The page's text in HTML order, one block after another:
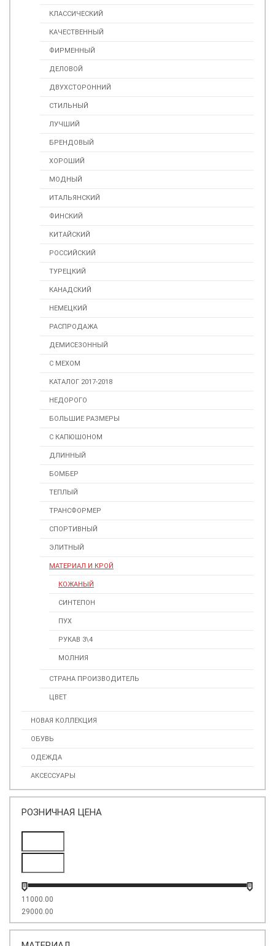
КЛАССИЧЕСКИЙ
КАЧЕСТВЕННЫЙ
ФИРМЕННЫЙ
ДЕЛОВОЙ
ДВУХСТОРОННИЙ
СТИЛЬНЫЙ
ЛУЧШИЙ
БРЕНДОВЫЙ
ХОРОШИЙ
МОДНЫЙ
ИТАЛЬЯНСКИЙ
ФИНСКИЙ
КИТАЙСКИЙ
РОССИЙСКИЙ
ТУРЕЦКИЙ
КАНАДСКИЙ
НЕМЕЦКИЙ
РАСПРОДАЖА
ДЕМИСЕЗОННЫЙ
С МЕХОМ
КАТАЛОГ 2017-2018
НЕДОРОГО
БОЛЬШИЕ РАЗМЕРЫ
С КАПЮШОНОМ
ДЛИННЫЙ
БОМБЕР
ТЕПЛЫЙ
ТРАНСФОРМЕР
СПОРТИВНЫЙ
ЭЛИТНЫЙ
МАТЕРИАЛ И КРОЙ
КОЖАНЫЙ
СИНТЕПОН
ПУХ
РУКАВ 3\4
МОЛНИЯ
СТРАНА ПРОИЗВОДИТЕЛЬ
ЦВЕТ
НОВАЯ КОЛЛЕКЦИЯ
ОБУВЬ
ОДЕЖДА
АКСЕССУАРЫ
РОЗНИЧНАЯ ЦЕНА
11000.00
29000.00